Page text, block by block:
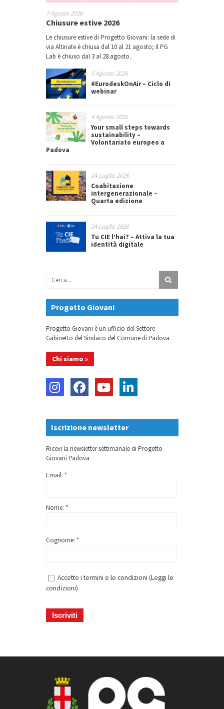
7 Agosto 2026
Chiusure estive 2026
Le chiusure estive di Progetto Giovani: la sede di
via Altinate è chiusa dal 10 al 21 agosto; il PG
Lab è chiuso dal 3 al 28 agosto.
5 Agosto 2026
#EurodeskOnAir – Ciclo di
webinar
4 Agosto 2026
Your small steps towards
sustainability –
Volontariato europeo a
Padova
24 Luglio 2026
Coabitazione
intergenerazionale –
Quarta edizione
24 Luglio 2026
Tu CIE l’hai? – Attiva la tua
identità digitale
Progetto Giovani
Progetto Giovani è un ufficio del Settore
Gabinetto del Sindaco del Comune di Padova.
Chi siamo »
Iscrizione newsletter
Ricevi la newsletter settimanale di Progetto
Giovani Padova
Email: *
Nome: *
Cognome: *
Accetto i termini e le condizioni (Leggi le
condizioni)